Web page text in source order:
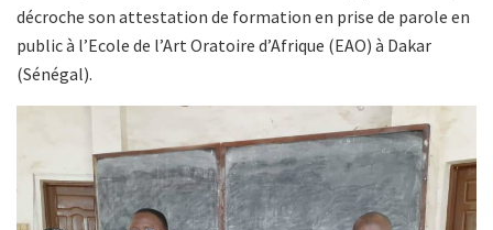
décroche son attestation de formation en prise de parole en
public à l’Ecole de l’Art Oratoire d’Afrique (EAO) à Dakar
(Sénégal).